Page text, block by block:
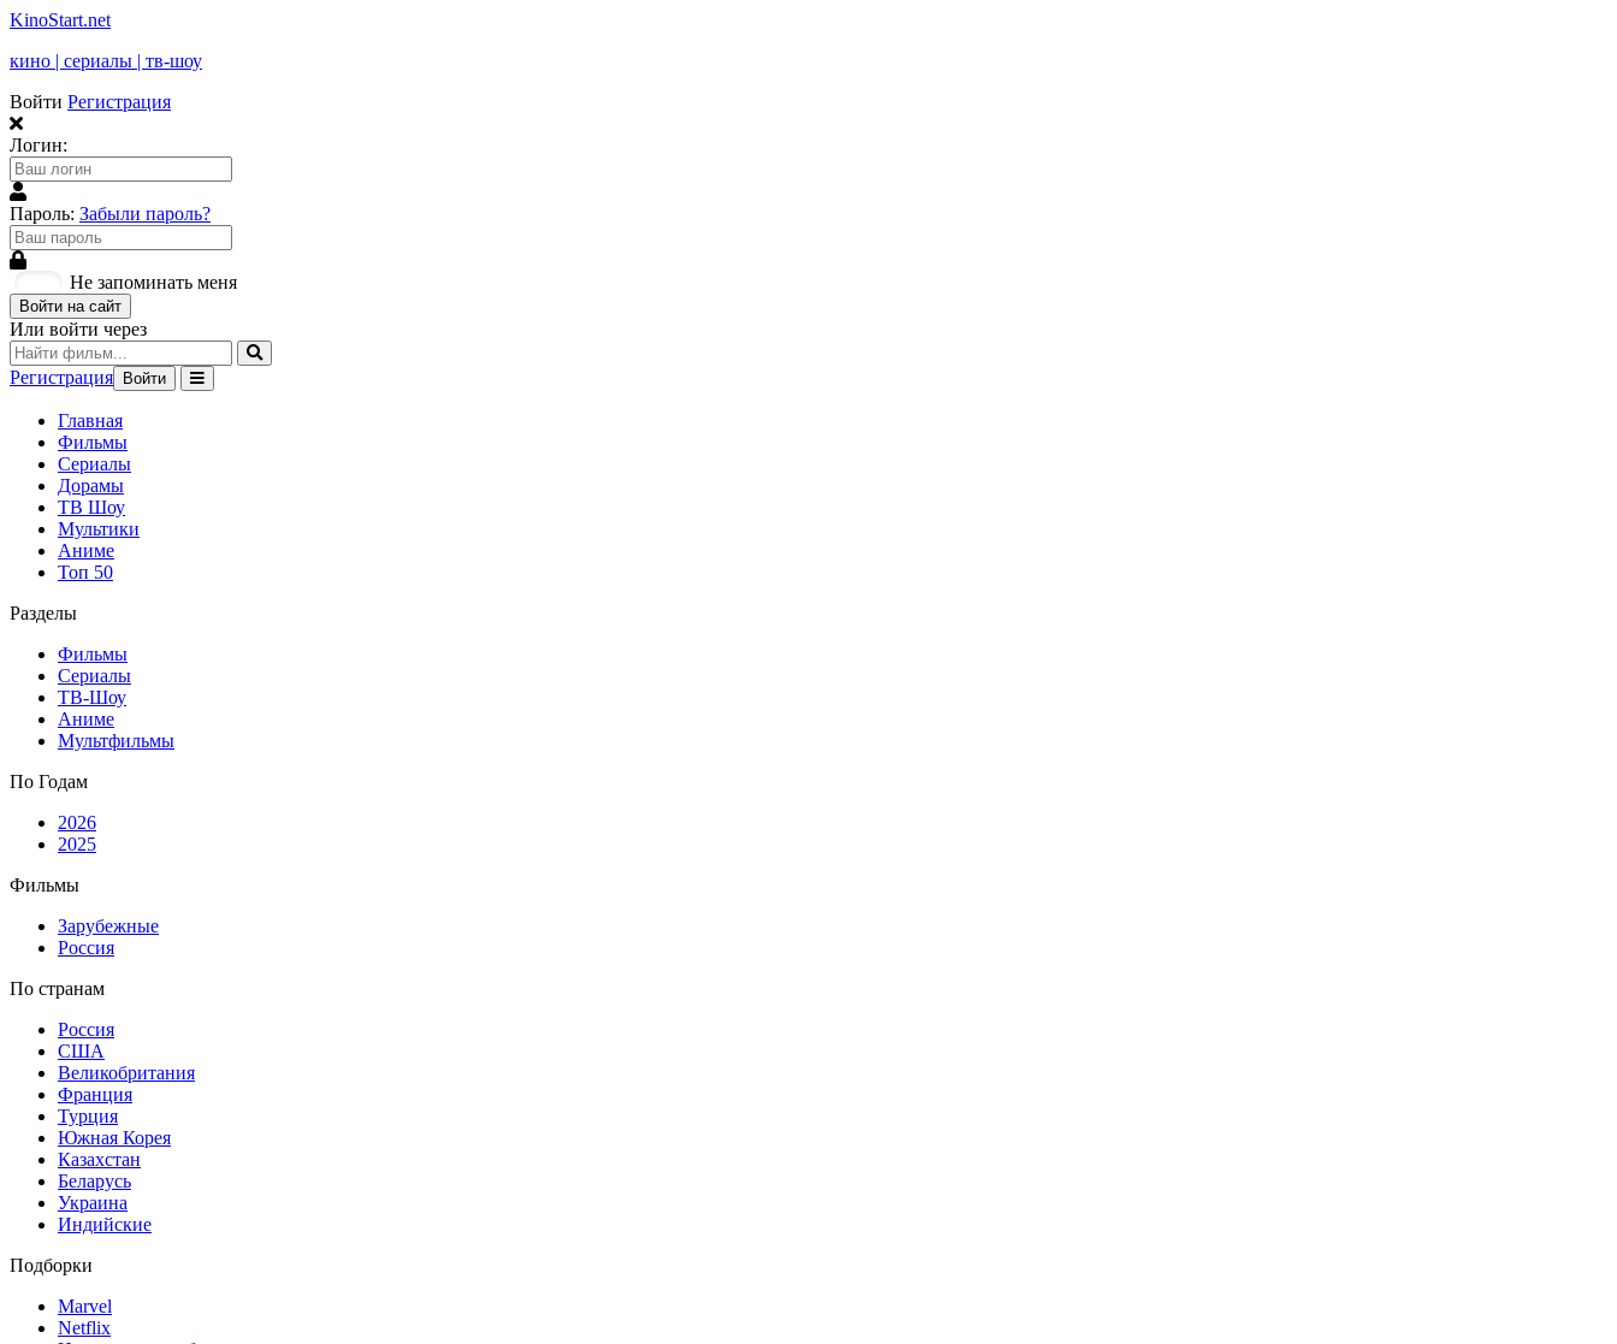
KinoStart.net
кино | сериалы | тв-шоу
Войти Регистрация
Логин:
Пароль: Забыли пароль?
Не запоминать меня
Войти на сайт
Или войти через
Регистрация Войти
Главная
Фильмы
Сериалы
Дорамы
ТВ Шоу
Мультики
Аниме
Топ 50
Разделы
Фильмы
Сериалы
ТВ-Шоу
Аниме
Мультфильмы
По Годам
2026
2025
Фильмы
Зарубежные
Россия
По странам
Россия
США
Великобритания
Франция
Турция
Южная Корея
Казахстан
Беларусь
Украина
Индийские
Подборки
Marvel
Netflix